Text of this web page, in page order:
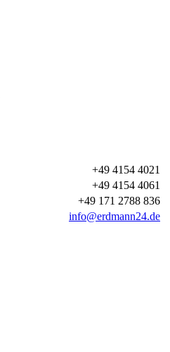
+49 4154 4021
+49 4154 4061
+49 171 2788 836
info@erdmann24.de